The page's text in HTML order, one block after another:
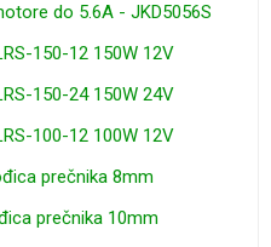
do 5.6A - JKD5056S
150-12 150W 12V
150-24 150W 24V
100-12 100W 12V
prečnika 8mm
prečnika 10mm